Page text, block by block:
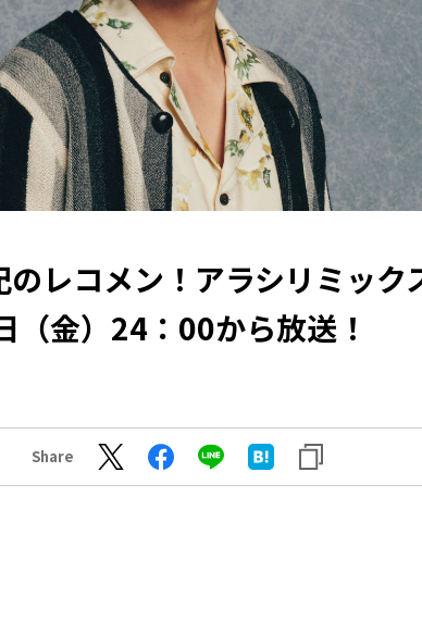
のレコメン！アラシリミック
（金）24：00から放送！
Share